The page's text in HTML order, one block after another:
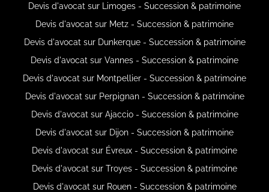
Devis d'avocat sur Limoges - Succession & patrimoine
Devis d'avocat sur Metz - Succession & patrimoine
Devis d'avocat sur Dunkerque - Succession & patrimoine
Devis d'avocat sur Vannes - Succession & patrimoine
Devis d'avocat sur Montpellier - Succession & patrimoine
Devis d'avocat sur Perpignan - Succession & patrimoine
Devis d'avocat sur Ajaccio - Succession & patrimoine
Devis d'avocat sur Dijon - Succession & patrimoine
Devis d'avocat sur Évreux - Succession & patrimoine
Devis d'avocat sur Troyes - Succession & patrimoine
Devis d'avocat sur Rouen - Succession & patrimoine